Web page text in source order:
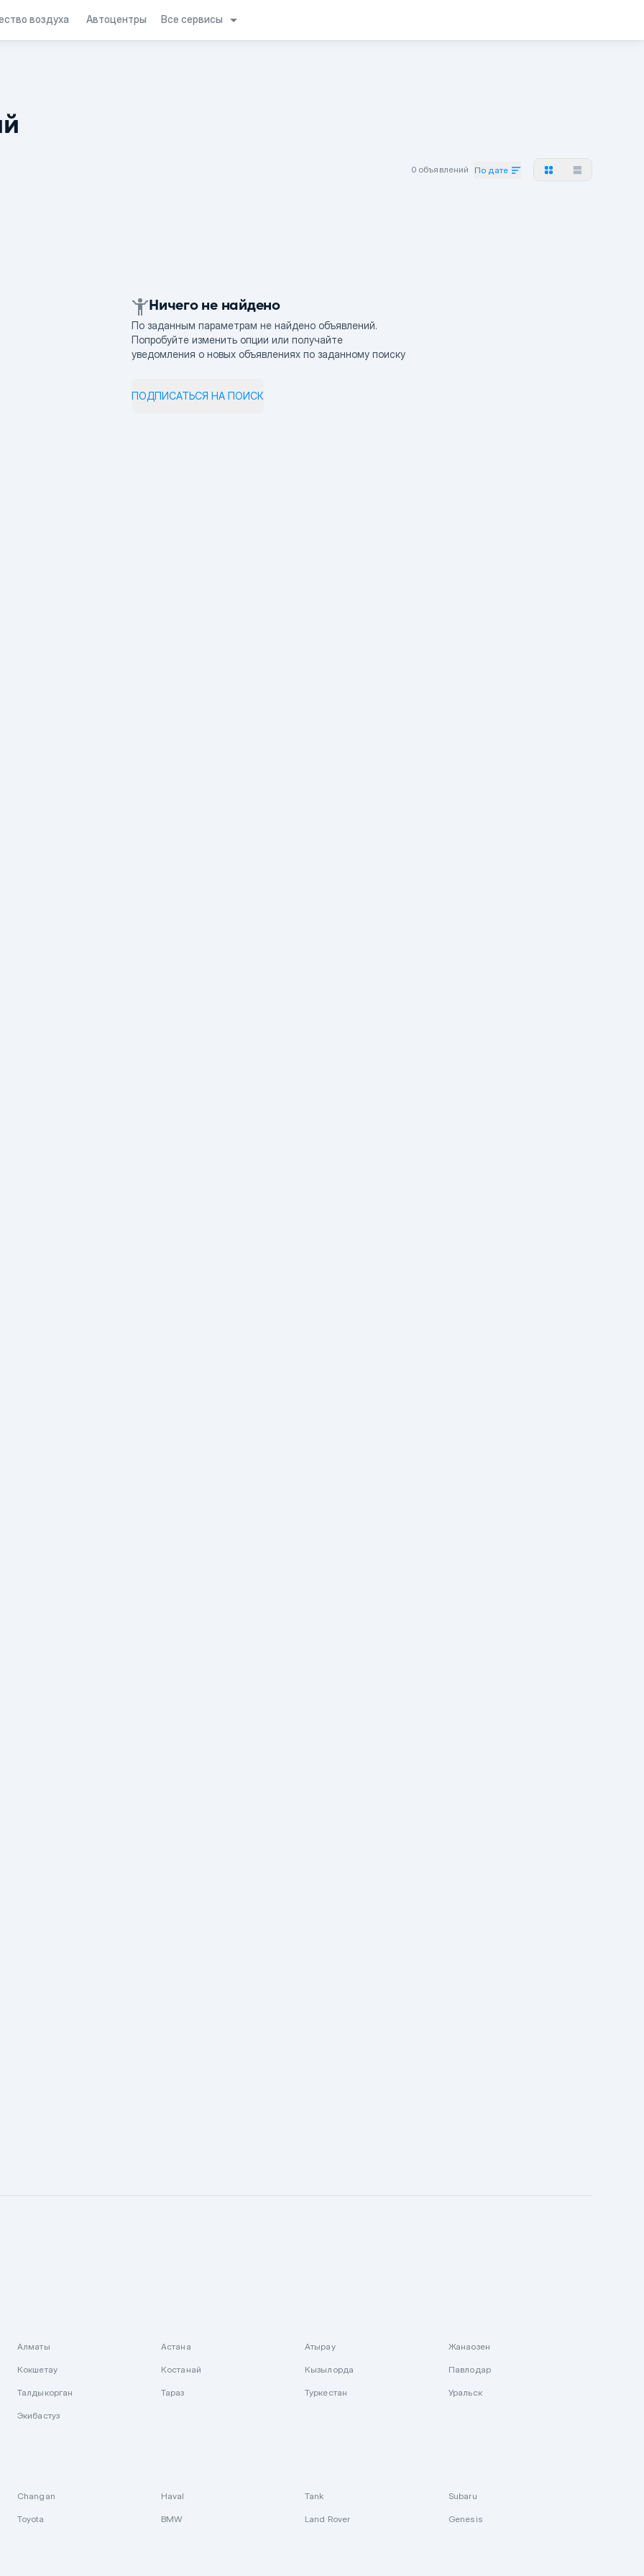
воздуха Автоцентры Все сервисы
0 объявлений По дате
Ничего не найдено
По заданным параметрам не найдено объявлений.
Попробуйте изменить опции или получайте
уведомления о новых объявлениях по заданному поиску
ПОДПИСАТЬСЯ НА ПОИСК
Алматы Астана Атырау Жанаозен
Кокшетау Костанай Кызылорда Павлодар
Талдыкорган Тараз Туркестан Уральск
Экибастуз
Changan Haval Tank Subaru
Toyota BMW Land Rover Genesis